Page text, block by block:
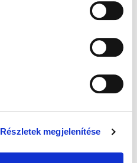
Részletek megjelenítése